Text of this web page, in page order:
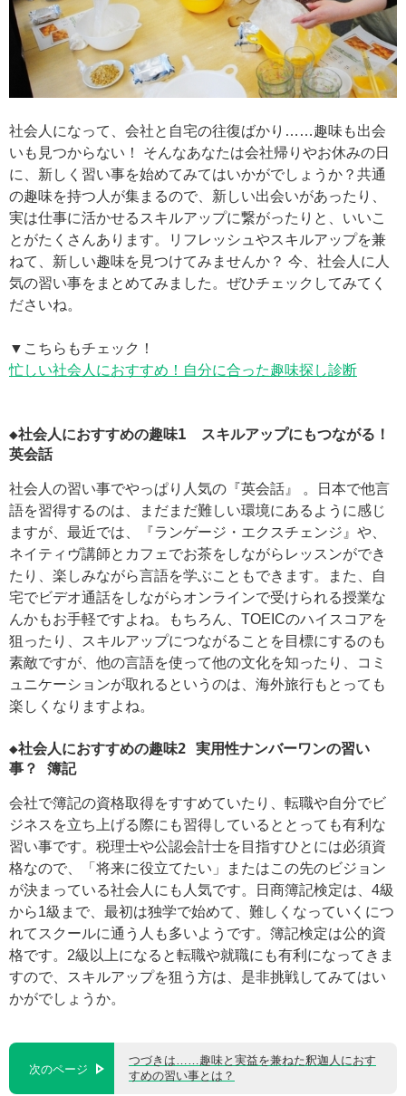
社会人になって、会社と自宅の往復ばかり……趣味も出会
いも見つからない！ そんなあなたは会社帰りやお休みの日
に、新しく習い事を始めてみてはいかがでしょうか？共通
の趣味を持つ人が集まるので、新しい出会いがあったり、
実は仕事に活かせるスキルアップに繋がったりと、いいこ
とがたくさんあります。リフレッシュやスキルアップを兼
ねて、新しい趣味を見つけてみませんか？ 今、社会人に人
気の習い事をまとめてみました。ぜひチェックしてみてく
ださいね。
▼こちらもチェック！
忙しい社会人におすすめ！自分に合った趣味探し診断
◆社会人におすすめの趣味1 スキルアップにもつながる！
英会話
社会人の習い事でやっぱり人気の『英会話』 。日本で他言
語を習得するのは、まだまだ難しい環境にあるように感じ
ますが、最近では、『ランゲージ・エクスチェンジ』や、
ネイティヴ講師とカフェでお茶をしながらレッスンができ
たり、楽しみながら言語を学ぶこともできます。また、自
宅でビデオ通話をしながらオンラインで受けられる授業な
んかもお手軽ですよね。もちろん、TOEICのハイスコアを
狙ったり、スキルアップにつながることを目標にするのも
素敵ですが、他の言語を使って他の文化を知ったり、コミ
ュニケーションが取れるというのは、海外旅行もとっても
楽しくなりますよね。
◆社会人におすすめの趣味2 実用性ナンバーワンの習い
事？ 簿記
会社で簿記の資格取得をすすめていたり、転職や自分でビ
ジネスを立ち上げる際にも習得しているととっても有利な
習い事です。税理士や公認会計士を目指すひとには必須資
格なので、「将来に役立てたい」またはこの先のビジョン
が決まっている社会人にも人気です。日商簿記検定は、4級
から1級まで、最初は独学で始めて、難しくなっていくにつ
れてスクールに通う人も多いようです。簿記検定は公的資
格です。2級以上になると転職や就職にも有利になってきま
すので、スキルアップを狙う方は、是非挑戦してみてはい
かがでしょうか。
次のページ
つづきは……趣味と実益を兼ねた釈迦人におす
すめの習い事とは？